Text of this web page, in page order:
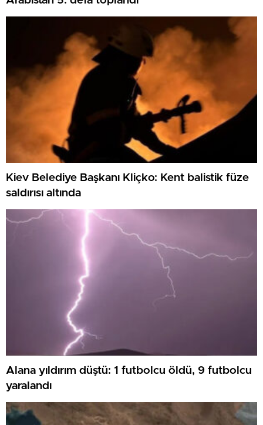
Kiev Belediye Başkanı Kliçko: Kent balistik füze
saldırısı altında
Alana yıldırım düştü: 1 futbolcu öldü, 9 futbolcu
yaralandı